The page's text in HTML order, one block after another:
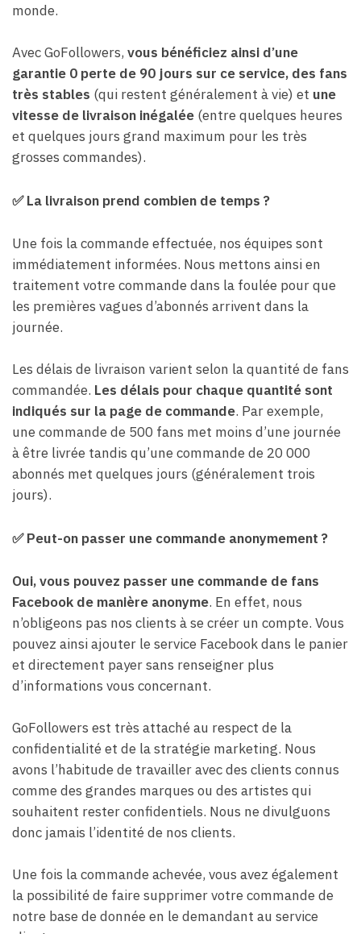
monde.
Avec GoFollowers, vous bénéficiez ainsi d’une
garantie 0 perte de 90 jours sur ce service, des fans
très stables (qui restent généralement à vie) et une
vitesse de livraison inégalée (entre quelques heures
et quelques jours grand maximum pour les très
grosses commandes).
✅La livraison prend combien de temps ?
Une fois la commande effectuée, nos équipes sont
immédiatement informées. Nous mettons ainsi en
traitement votre commande dans la foulée pour que
les premières vagues d’abonnés arrivent dans la
journée.
Les délais de livraison varient selon la quantité de fans
commandée. Les délais pour chaque quantité sont
indiqués sur la page de commande. Par exemple,
une commande de 500 fans met moins d’une journée
à être livrée tandis qu’une commande de 20 000
abonnés met quelques jours (généralement trois
jours).
✅ Peut-on passer une commande anonymement ?
Oui, vous pouvez passer une commande de fans
Facebook de manière anonyme. En effet, nous
n’obligeons pas nos clients à se créer un compte. Vous
pouvez ainsi ajouter le service Facebook dans le panier
et directement payer sans renseigner plus
d’informations vous concernant.
GoFollowers est très attaché au respect de la
confidentialité et de la stratégie marketing. Nous
avons l’habitude de travailler avec des clients connus
comme des grandes marques ou des artistes qui
souhaitent rester confidentiels. Nous ne divulguons
donc jamais l’identité de nos clients.
Une fois la commande achevée, vous avez également
la possibilité de faire supprimer votre commande de
notre base de donnée en le demandant au service